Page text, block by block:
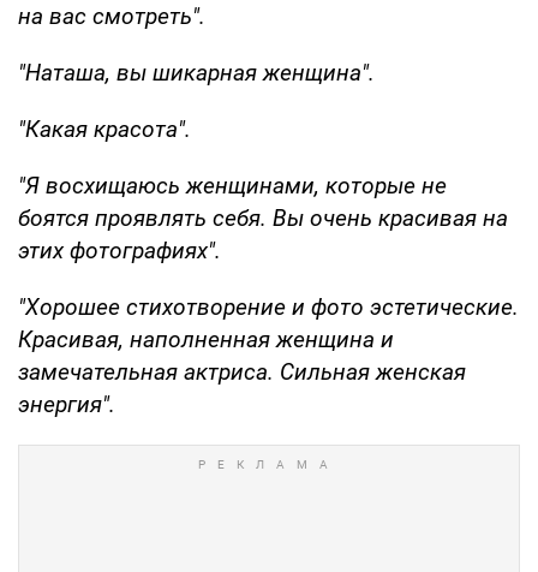
на вас смотреть".
"Наташа, вы шикарная женщина".
"Какая красота".
"Я восхищаюсь женщинами, которые не
боятся проявлять себя. Вы очень красивая на
этих фотографиях".
"Хорошее стихотворение и фото эстетические.
Красивая, наполненная женщина и
замечательная актриса. Сильная женская
энергия".